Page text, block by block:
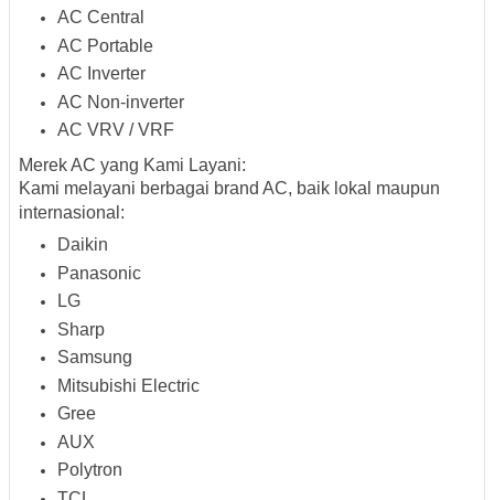
AC Central
AC Portable
AC Inverter
AC Non-inverter
AC VRV / VRF
Merek AC yang Kami Layani:
Kami melayani berbagai brand AC, baik lokal maupun
internasional:
Daikin
Panasonic
LG
Sharp
Samsung
Mitsubishi Electric
Gree
AUX
Polytron